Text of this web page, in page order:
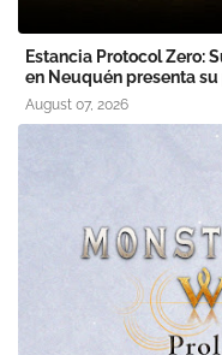
Estancia Protocol Zero:
en Neuquén presenta
August 07, 2026